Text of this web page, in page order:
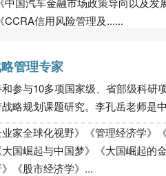
CCRA信用风险管理及......
管理专家
参与10多项国家级、省部级科研
略规划课题研究。李孔岳老师是
业家全球化视野》《管理经济学》
国崛起与中国梦》《大国崛起的
《股市经济学》...